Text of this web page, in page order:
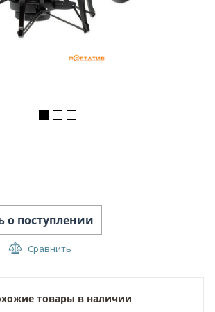
о поступлении
Сравнить
товары в наличии